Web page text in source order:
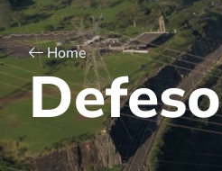
Home
Defeso